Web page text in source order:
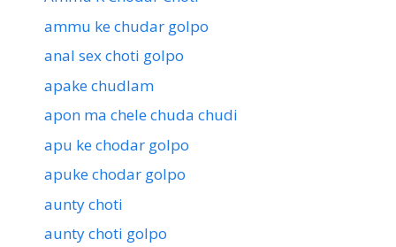
ammu ke chudar golpo
anal sex choti golpo
apake chudlam
apon ma chele chuda chudi
apu ke chodar golpo
apuke chodar golpo
aunty choti
aunty choti golpo